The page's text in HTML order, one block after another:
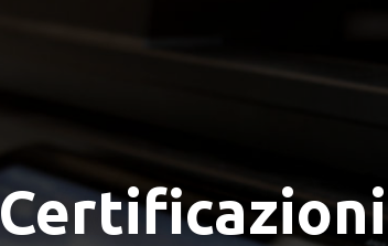
Certificazioni